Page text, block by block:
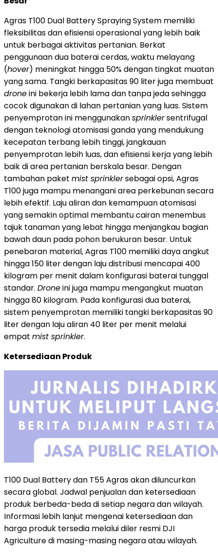
Agras T100 Dual Battery Spraying System memiliki
fleksibilitas dan efisiensi operasional yang lebih baik
untuk berbagai aktivitas pertanian. Berkat
penggunaan dua baterai cerdas, waktu melayang
(hover) meningkat hingga 50% dengan tingkat muatan
yang sama. Tangki berkapasitas 90 liter juga membuat
droneini bekerja lebih lama dan tanpa jeda sehingga
cocok digunakan di lahan pertanian yang luas. Sistem
penyemprotan ini menggunakansprinklersentrifugal
dengan teknologi atomisasi ganda yang mendukung
kecepatan terbang lebih tinggi, jangkauan
penyemprotan lebih luas, dan efisiensi kerja yang lebih
baik di area pertanian berskala besar. Dengan
tambahan paket mist sprinklersebagai opsi, Agras
T100 juga mampu menangani area perkebunan secara
lebih efektif. Laju aliran dan kemampuan atomisasi
yang semakin optimal membantu cairan menembus
tajuk tanaman yang lebat hingga menjangkau bagian
bawah daun pada pohon berukuran besar. Untuk
penebaran material, Agras T100 memiliki daya angkut
hingga 150 liter dengan laju distribusi mencapai 400
kilogram per menit dalam konfigurasi baterai tunggal
standar. Droneini juga mampu mengangkut muatan
hingga 80 kilogram. Pada konfigurasi dua baterai,
sistem penyemprotan memiliki tangki berkapasitas 90
liter dengan laju aliran 40 liter per menit melalui
empat mist sprinkler.
Ketersediaan Produk
T100 Dual Battery dan T55 Agras akan diluncurkan
secara global. Jadwal penjualan dan ketersediaan
produk berbeda-beda di setiap negara dan wilayah.
Informasi lebih lanjut mengenai ketersediaan dan
harga produk tersedia melalui diler resmi DJI
Agriculture di masing-masing negara atau wilayah.